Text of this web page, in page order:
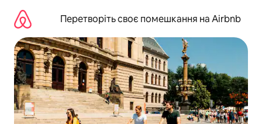
вмісту
Перетворіть своє помешкання на Airbnb